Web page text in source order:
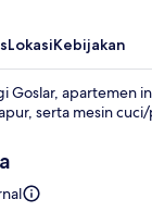
LokasiKebijakan
Goslar, apartemen
serta mesin